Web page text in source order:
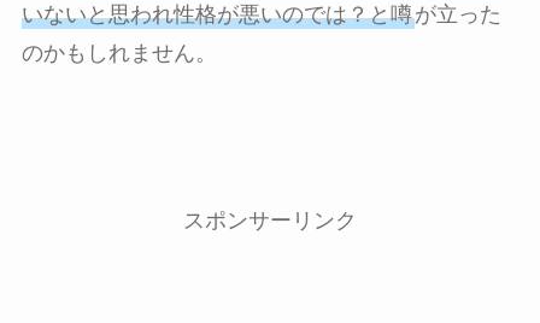
いないと思われ性格が悪いのでは？と噂が立った
のかもしれません。
スポンサーリンク